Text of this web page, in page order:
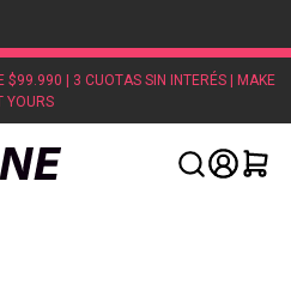
$99.990 | 3 CUOTAS SIN INTERÉS | MAKE
YOURS